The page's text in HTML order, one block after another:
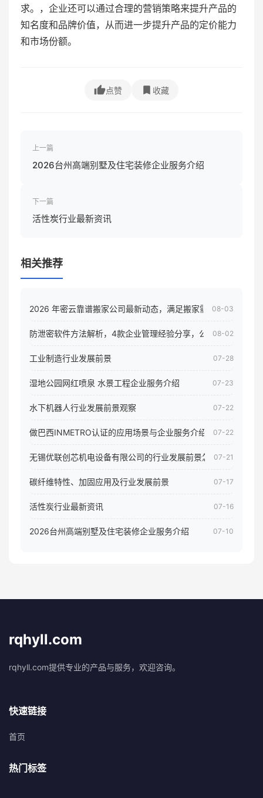
求。，企业还可以通过合理的营销策略来提升产品的
知名度和品牌价值，从而进一步提升产品的定价能力
和市场份额。
点赞 收藏
上一篇
2026台州高端别墅及住宅装修企业服务介绍
下一篇
活性炭行业最新资讯
相关推荐
2026 年密云靠谱搬家公司最新动态，满足搬家需求！08-03
防泄密软件方法解析，4款企业管理经验分享，公司员工电脑核
08-02
工业制造行业发展前景 07-28
湿地公园网红喷泉 水景工程企业服务介绍 07-23
水下机器人行业发展前景观察 07-22
做巴西INMETRO认证的应用场景与企业服务介绍 07-22
无锡优联创芯机电设备有限公司的行业发展前景怎样07-21
碳纤维特性、加固应用及行业发展前景 07-17
活性炭行业最新资讯 07-16
2026台州高端别墅及住宅装修企业服务介绍 07-10
rqhyll.com
rqhyll.com提供专业的产品与服务，欢迎咨询。
快速链接
首页
热门标签